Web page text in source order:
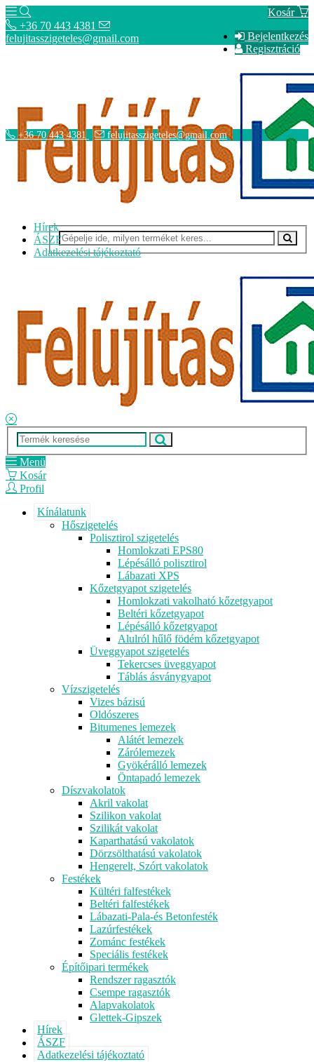
Kosár
Bejelentkezés
Regisztráció
+36 70 443 4381
felujitasszigeteles@gmail.com
Hírek
ÁSZF
Adatkezelési tájékoztató
+36 70 443 4381 felujitasszigeteles@gmail.com
Menü
Kosár
Profil
Kínálatunk
Hőszigetelés
Polisztirol szigetelés
Homlokzati EPS80
Lépésálló polisztirol
Lábazati XPS
Kőzetgyapot szigetelés
Homlokzati vakolható kőzetgyapot
Beltéri kőzetgyapot
Lépésálló kőzetgyapot
Alulról hűlő födém kőzetgyapot
Üveggyapot szigetelés
Tekercses üveggyapot
Táblás ásványgyapot
Vízszigetelés
Vizes bázisú
Oldószeres
Bitumenes lemezek
Alátét lemezek
Zárólemezek
Gyökérálló lemezek
Öntapadó lemezek
Díszvakolatok
Akril vakolat
Szilikon vakolat
Szilikát vakolat
Kaparthatású vakolatok
Dörzsölthatású vakolatok
Hengerelt, Szórt vakolatok
Festékek
Kültéri falfestékek
Beltéri falfestékek
Lábazati-Pala-és Betonfesték
Lazúrfestékek
Zománc festékek
Speciális festékek
Építőipari termékek
Rendszer ragasztók
Csempe ragasztók
Alapvakolatok
Glettek-Gipszek
Hírek
ÁSZF
Adatkezelési tájékoztató